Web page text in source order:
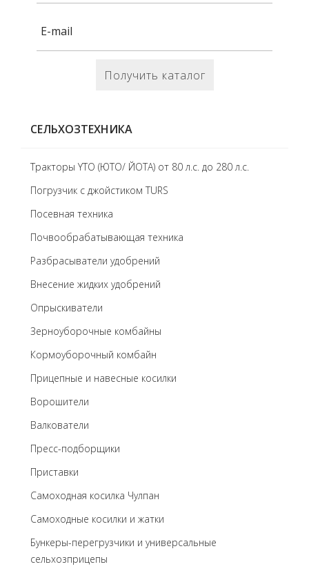
Получить каталог
СЕЛЬХОЗТЕХНИКА
Тракторы YTO (ЮТО/ ЙОТА) от 80 л.с. до 280 л.с.
Погрузчик с джойстиком TURS
Посевная техника
Почвообрабатывающая техника
Разбрасыватели удобрений
Внесение жидких удобрений
Опрыскиватели
Зерноуборочные комбайны
Кормоуборочный комбайн
Прицепные и навесные косилки
Ворошители
Валкователи
Пресс-подборщики
Приставки
Самоходная косилка Чулпан
Самоходные косилки и жатки
Бункеры-перегрузчики и универсальные
сельхозприцепы